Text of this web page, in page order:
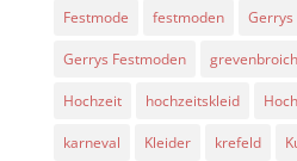
Festmode festmoden
Gerrys Festmoden grevenbroich
Hochzeit hochzeitskleid
karneval Kleider krefeld